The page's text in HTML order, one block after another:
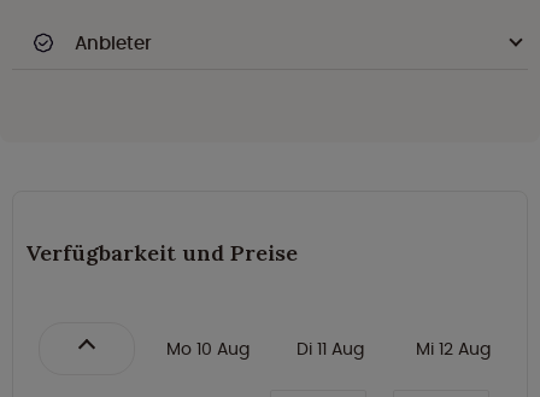
Anbieter
Verfügbarkeit und Preise
Mo 10 Aug Di 11 Aug Mi 12 Aug